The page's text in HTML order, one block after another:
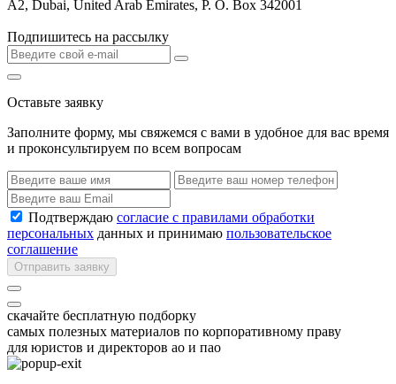
A2, Dubai, United Arab Emirates, P. O. Box 342001
Подпишитесь на рассылку
Оставьте заявку
Заполните форму, мы свяжемся с вами в удобное для вас время
и проконсультируем по всем вопросам
Подтверждаю согласие с правилами обработки
персональных данных и принимаю пользовательское
соглашение
Отправить заявку
скачайте бесплатную подборку
самых полезных материалов по корпоративному праву
для юристов и директоров ао и пао